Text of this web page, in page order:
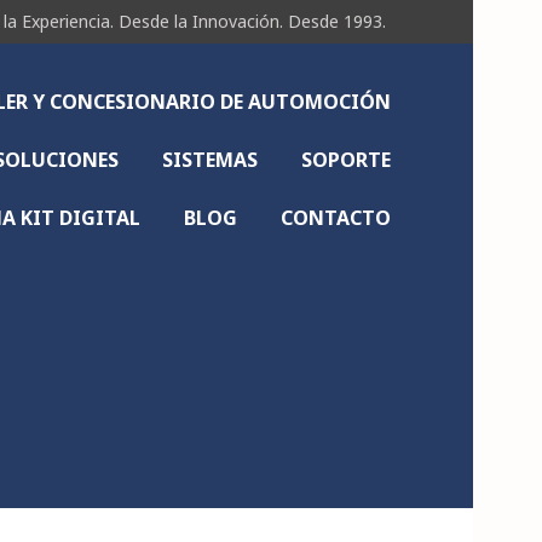
Experiencia. Desde la Innovación. Desde 1993.
Y CONCESIONARIO DE AUTOMOCIÓN
SISTEMAS SOPORTE
KIT DIGITAL BLOG CONTACTO